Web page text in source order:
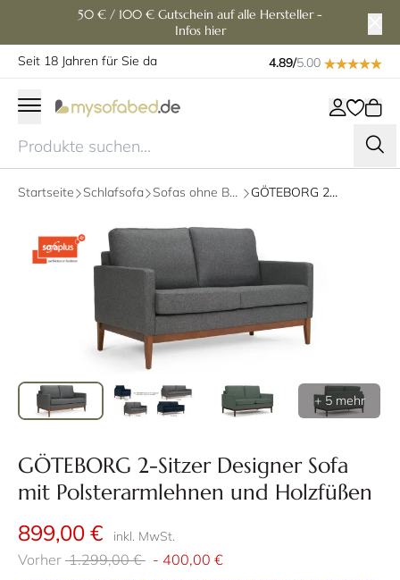
50 € / 100 € Gutschein auf alle Hersteller -
Infos hier
Seit 18 Jahren für Sie da
4.89/5.00
Startseite Schlafsofa Sofas ohne Bettfunktion GÖTEBORG 2-Sitzer Designer Sofa mit Polsterarmlehnen und Holzfüßen
+ 5 mehr
GÖTEBORG 2-Sitzer Designer Sofa
mit Polsterarmlehnen und Holzfüßen
899,00 €
inkl. MwSt.
Vorher 1.299,00 € - 400,00 €